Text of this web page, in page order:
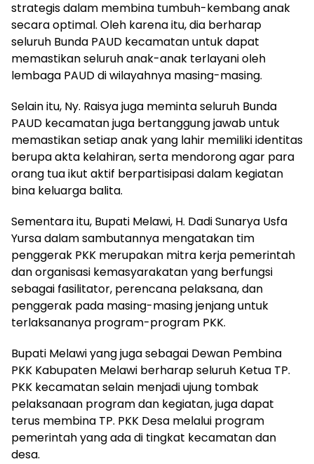
strategis dalam membina tumbuh-kembang anak
secara optimal. Oleh karena itu, dia berharap
seluruh Bunda PAUD kecamatan untuk dapat
memastikan seluruh anak-anak terlayani oleh
lembaga PAUD di wilayahnya masing-masing.
Selain itu, Ny. Raisya juga meminta seluruh Bunda
PAUD kecamatan juga bertanggung jawab untuk
memastikan setiap anak yang lahir memiliki identitas
berupa akta kelahiran, serta mendorong agar para
orang tua ikut aktif berpartisipasi dalam kegiatan
bina keluarga balita.
Sementara itu, Bupati Melawi, H. Dadi Sunarya Usfa
Yursa dalam sambutannya mengatakan tim
penggerak PKK merupakan mitra kerja pemerintah
dan organisasi kemasyarakatan yang berfungsi
sebagai fasilitator, perencana pelaksana, dan
penggerak pada masing-masing jenjang untuk
terlaksananya program-program PKK.
Bupati Melawi yang juga sebagai Dewan Pembina
PKK Kabupaten Melawi berharap seluruh Ketua TP.
PKK kecamatan selain menjadi ujung tombak
pelaksanaan program dan kegiatan, juga dapat
terus membina TP. PKK Desa melalui program
pemerintah yang ada di tingkat kecamatan dan
desa.